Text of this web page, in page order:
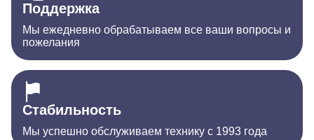
Поддержка
Мы ежедневно обрабатываем все ваши вопросы и
пожелания
Стабильность
Мы успешно обслуживаем технику с 1993 года